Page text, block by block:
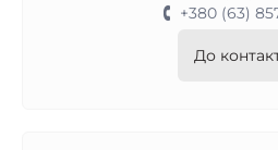
+380 (63)
До